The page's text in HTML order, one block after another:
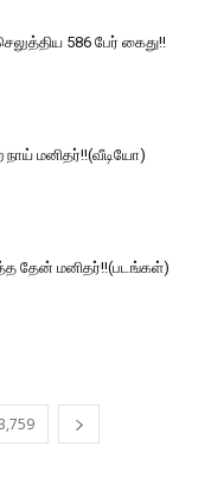
586 பேர் கைது!!
மனிதர்!!(வீடியோ)
தேன் மனிதர்!!(படங்கள்)